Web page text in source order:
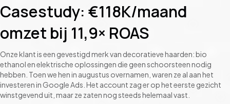
Casestudy: €118K/maand
omzet bij 11,9× ROAS
Onze klant is een gevestigd merk van decoratieve haarden: bio
ethanol en elektrische oplossingen die geen schoorsteen nodig
hebben. Toen we hen in augustus overnamen, waren ze al aan het
investeren in Google Ads. Het account zag er op het eerste gezicht
winstgevend uit, maar ze zaten nog steeds helemaal vast.